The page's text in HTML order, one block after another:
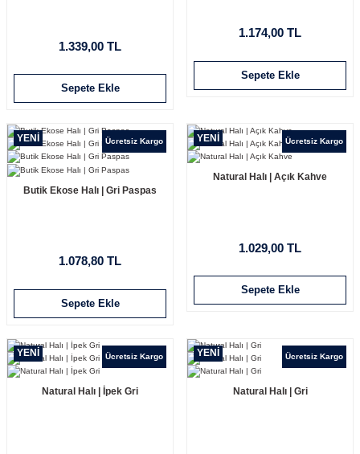
1.339,00 TL
Sepete Ekle
1.174,00 TL
Sepete Ekle
YENİ Ücretsiz Kargo
Butik Ekose Halı | Gri Paspas
1.078,80 TL
Sepete Ekle
YENİ Ücretsiz Kargo
Natural Halı | Açık Kahve
1.029,00 TL
Sepete Ekle
YENİ Ücretsiz Kargo
Natural Halı | İpek Gri
YENİ Ücretsiz Kargo
Natural Halı | Gri